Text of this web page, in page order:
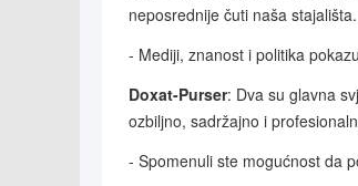
neposrednije čuti naša stajališta.
- Mediji, znanost i politika
Doxat-Purser: Dva su glavna
ozbiljno, sadržajno i
- Spomenuli ste mogućnost da